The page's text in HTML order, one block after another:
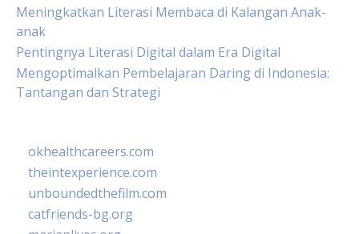
Meningkatkan Literasi Membaca di Kalangan Anak-
anak
Pentingnya Literasi Digital dalam Era Digital
Mengoptimalkan Pembelajaran Daring di Indonesia:
Tantangan dan Strategi
okhealthcareers.com
theintexperience.com
unboundedthefilm.com
catfriends-bg.org